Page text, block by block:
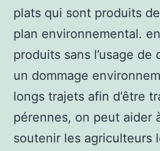
plats qui sont produits
plan environnemental.
produits sans l’usage
un dommage
longs trajets afin d’être
pérennes, on peut aider
soutenir les agriculteurs